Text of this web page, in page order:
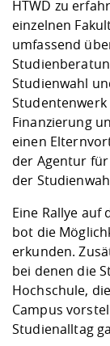
Career Service
Angebote für
Kontakt und
HTWD zu
einzelnen
umfassend
Studienwahl
Finanzierung
einen
der Agentur
der
Eine Rallye auf
bot die
erkunden.
bei denen die
Hochschule,
Campus
Studienalltag